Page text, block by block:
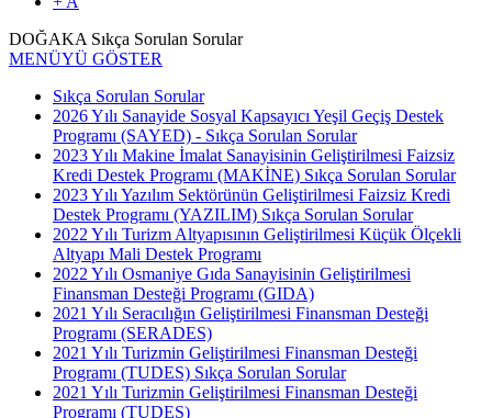
DOĞAKA Sıkça Sorulan Sorular
MENÜYÜ GÖSTER
Sıkça Sorulan Sorular
2026 Yılı Sanayide Sosyal Kapsayıcı Yeşil Geçiş Destek
Programı (SAYED) - Sıkça Sorulan Sorular
2023 Yılı Makine İmalat Sanayisinin Geliştirilmesi Faizsiz
Kredi Destek Programı (MAKİNE) Sıkça Sorulan Sorular
2023 Yılı Yazılım Sektörünün Geliştirilmesi Faizsiz Kredi
Destek Programı (YAZILIM) Sıkça Sorulan Sorular
2022 Yılı Turizm Altyapısının Geliştirilmesi Küçük Ölçekli
Altyapı Mali Destek Programı
2022 Yılı Osmaniye Gıda Sanayisinin Geliştirilmesi
Finansman Desteği Programı (GIDA)
2021 Yılı Seracılığın Geliştirilmesi Finansman Desteği
Programı (SERADES)
2021 Yılı Turizmin Geliştirilmesi Finansman Desteği
Programı (TUDES) Sıkça Sorulan Sorular
2021 Yılı Turizmin Geliştirilmesi Finansman Desteği
Programı (TUDES)